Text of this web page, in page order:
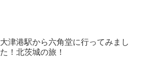
大津港駅から六角堂に行ってみまし
た！北茨城の旅！